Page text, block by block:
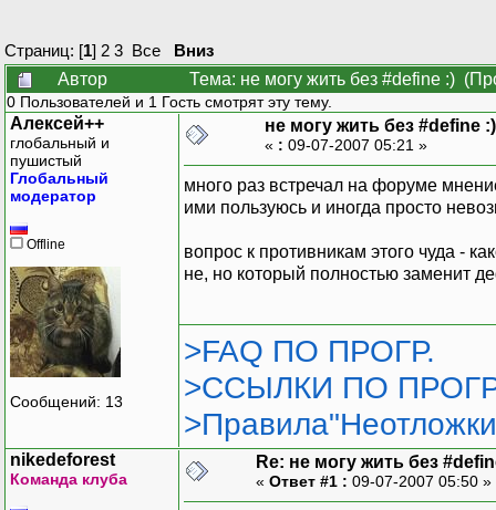
Страниц: [1] 2 3 Все
Вниз
Автор
Тема: не могу жить без #define :)
0 Пользователей и 1 Гость смотрят эту тему.
Алексей++
глобальный и
пушистый
Глобальный
модератор
Offline
Сообщений: 13
не могу жить без #define :)
« : 09-07-2007 05:21 »
много раз встречал на форуме
ими пользуюсь и иногда просто
вопрос к противникам этого чуда -
не, но который полностью заменит
>FAQ ПО ПРОГР.
>ССЫЛКИ ПО
nikedeforest
Команда клуба
Re: не могу жить без
« Ответ #1 : 09-07-2007 05:50 »